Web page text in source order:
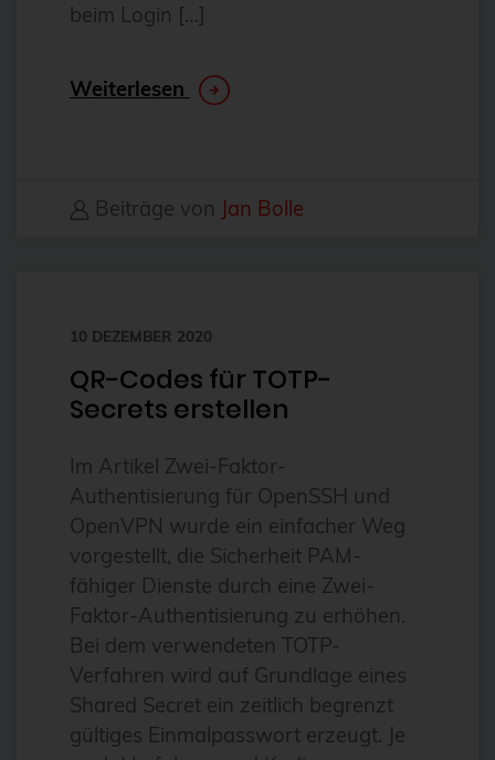
arm
Automatisierung
backup
bitnami
BSD
BSP
Bug Squashing Party
Buildah
bullseye
busan
buster
cadence
Call for papers
Cassandra
beim Login […]
Weiterlesen
Beiträge von Jan Bolle
10 DEZEMBER 2020
QR-Codes für TOTP-
Secrets erstellen
Im Artikel Zwei-Faktor-
Authentisierung für OpenSSH und
OpenVPN wurde ein einfacher Weg
vorgestellt, die Sicherheit PAM-
fähiger Dienste durch eine Zwei-
Faktor-Authentisierung zu erhöhen.
Bei dem verwendeten TOTP-
Verfahren wird auf Grundlage eines
Shared Secret ein zeitlich begrenzt
gültiges Einmalpasswort erzeugt. Je